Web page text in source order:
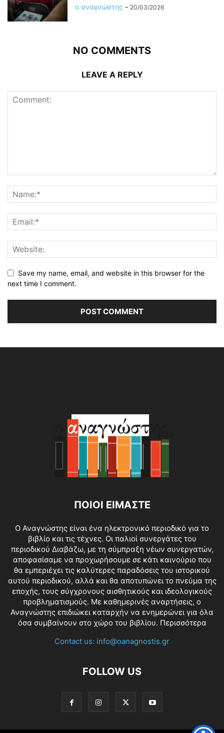
ο αναγνώστης - 20/03/2026
NO COMMENTS
LEAVE A REPLY
Save my name, email, and website in this browser for the
next time I comment.
ΠΟΙΟΙ ΕΙΜΑΣΤΕ
O Αναγνώστης είναι ένα ηλεκτρονικό περιοδικό για το
βιβλίο και τις τέχνες. Οι παλιοί συνεργάτες του
περιοδικού Διαβάζω, με τη σύμπραξη νέων συνεργατών,
αποφασίσαμε να προχωρήσουμε σε κάτι καινούριο που
θα εμπεριέχει τις καλύτερες παραδόσεις του ιστορικού
αυτού περιοδικού, αλλά και θα αποτυπώνει το πνεύμα της
εποχής, τους σύγχρονους αισθητικούς και ιδεολογικούς
προβληματισμούς. Με καθημερινές αναρτήσεις, ο
Αναγνώστης επιδιώκει καταρχήν να ενημερώνει για όλα
όσα συμβαίνουν στο χώρο του βιβλίου. Περισσότερα
Contact us: info@oanagnostis.gr
FOLLOW US